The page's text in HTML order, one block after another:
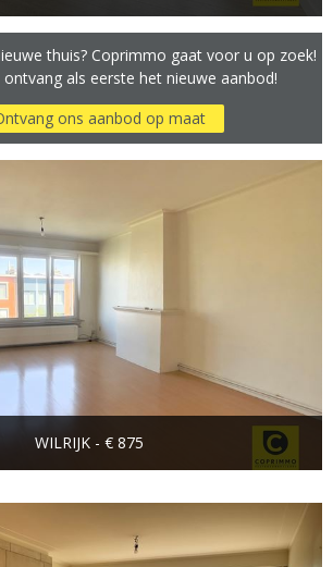
thuis? Coprimmo gaat voor u op zoek!
als eerste het nieuwe aanbod!
ons aanbod op maat
WILRIJK - € 875